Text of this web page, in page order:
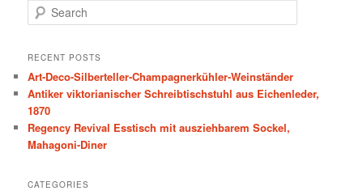
e
r
h
RECENT POSTS
Art-Deco-Silberteller-Champagnerkühler-Weinständer
Antiker viktorianischer Schreibtischstuhl aus Eichenleder,
1870
Regency Revival Esstisch mit ausziehbarem Sockel,
Mahagoni-Diner
CATEGORIES